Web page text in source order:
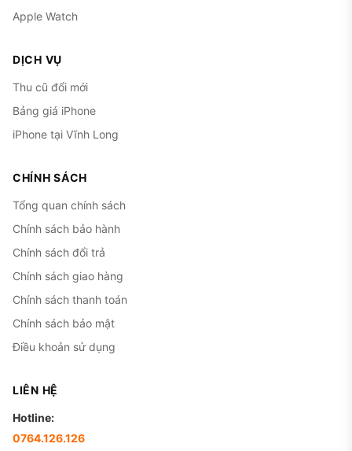
Apple Watch
DỊCH VỤ
Thu cũ đổi mới
Bảng giá iPhone
iPhone tại Vĩnh Long
CHÍNH SÁCH
Tổng quan chính sách
Chính sách bảo hành
Chính sách đổi trả
Chính sách giao hàng
Chính sách thanh toán
Chính sách bảo mật
Điều khoản sử dụng
LIÊN HỆ
Hotline:
0764.126.126